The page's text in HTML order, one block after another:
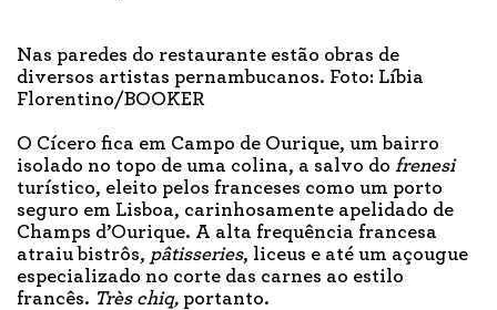
Nas paredes do restaurante estão obras de
diversos artistas pernambucanos. Foto: Líbia
Florentino/BOOKER
O Cícero fica em Campo de Ourique, um bairro
isolado no topo de uma colina, a salvo do frenesi
turístico, eleito pelos franceses como um porto
seguro em Lisboa, carinhosamente apelidado de
Champs d’Ourique. A alta frequência francesa
atraiu bistrôs, pâtisseries, liceus e até um açougue
especializado no corte das carnes ao estilo
francês. Très chiq, portanto.